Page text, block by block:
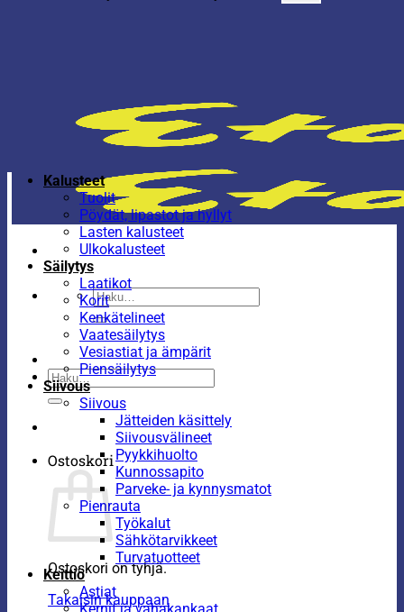
Etsi:
Etsi:
Ostoskori
Ostoskori on tyhjä.
Takaisin kauppaan
Kalusteet
Tuolit
Pöydät, lipastot ja hyllyt
Lasten kalusteet
Ulkokalusteet
Säilytys
Laatikot
Korit
Kenkätelineet
Vaatesäilytys
Vesiastiat ja ämpärit
Piensäilytys
Siivous
Siivous
Jätteiden käsittely
Siivousvälineet
Pyykkihuolto
Kunnossapito
Parveke- ja kynnysmatot
Pienrauta
Työkalut
Sähkötarvikkeet
Turvatuotteet
Keittiö
Astiat